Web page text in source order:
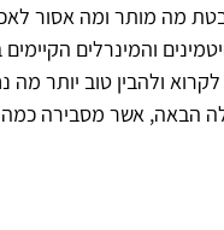
מה מותר ומה אסור
והמינרלים הקיימים
ולהבין טוב יותר מה
אשר מסבירה כמה